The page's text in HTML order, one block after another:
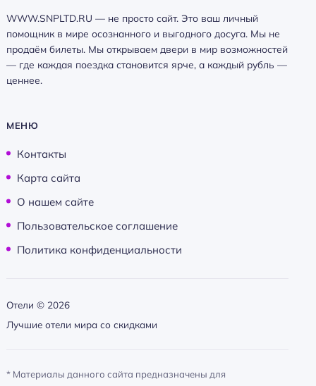
WWW.SNPLTD.RU — не просто сайт. Это ваш личный
помощник в мире осознанного и выгодного досуга. Мы не
продаём билеты. Мы открываем двери в мир возможностей
— где каждая поездка становится ярче, а каждый рубль —
ценнее.
МЕНЮ
Контакты
Карта сайта
О нашем сайте
Пользовательское соглашение
Политика конфиденциальности
Отели © 2026
Лучшие отели мира со скидками
* Материалы данного сайта предназначены для